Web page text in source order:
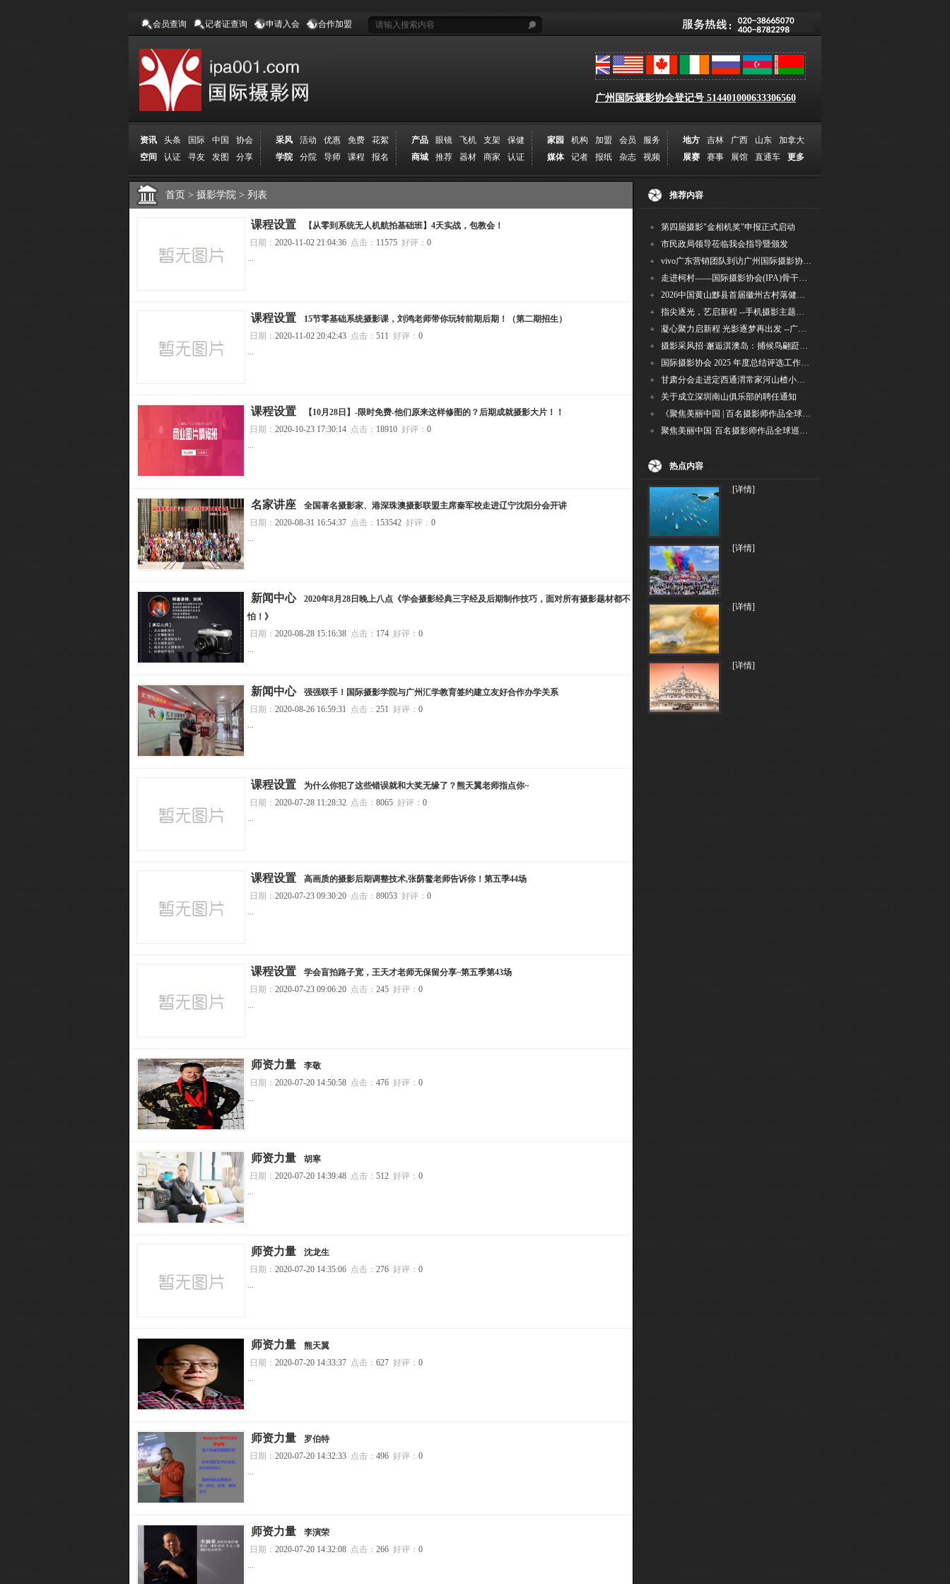
会员查询 记者证查询 申请入会 合作加盟
广州国际摄影协会登记号 514401000633306560
资讯 头条 国际 中国 协会 采风 活动 优惠 免费 花絮 产品 眼镜 飞机 支架 保健 家园 机构 加盟 会员 服务 地方 吉林 广西 山东
加拿大
空间
认证 寻友 发图 分享 学院 分院 导师 课程 报名 商城 推荐 器材 商家 认证 媒体 记者 报纸 杂志 视频 展赛 赛事 展馆 直通车 更多
首页 > 摄影学院 > 列表
课程设置
【从零到系统无人机航拍基础班】4天实战，包教会！
日期： 2020-11-02 21:04:36 点击： 11575 好评： 0
...
课程设置
15节零基础系统摄影课，刘鸿老师带你玩转前期后期！（第二期招生）
日期： 2020-11-02 20:42:43 点击： 511 好评： 0
...
课程设置
【10月28日】-限时免费-他们原来这样修图的？后期成就摄影大片！！
日期： 2020-10-23 17:30:14 点击： 18910 好评： 0
...
名家讲座
全国著名摄影家、港深珠澳摄影联盟主席秦军校走进辽宁沈阳分会开讲
日期： 2020-08-31 16:54:37 点击： 153542 好评： 0
...
新闻中心]
2020年8月28日晚上八点《学会摄影经典三字经及后期制作技巧，面对所有摄影题材都不
怕！》
日期： 2020-08-28 15:16:38 点击： 174 好评： 0
...
新闻中心]
强强联手！国际摄影学院与广州汇学教育签约建立友好合作办学关系
日期： 2020-08-26 16:59:31 点击： 251 好评： 0
...
课程设置
为什么你犯了这些错误就和大奖无缘了？熊天翼老师指点你~
日期： 2020-07-28 11:28:32 点击： 8065 好评： 0
...
课程设置
高画质的摄影后期调整技术,张荫鳌老师告诉你！第五季44场
日期： 2020-07-23 09:30:20 点击： 89053 好评： 0
...
课程设置
学会盲拍路子宽，王天才老师无保留分享~第五季第43场
日期： 2020-07-23 09:06:20 点击： 245 好评： 0
...
师资力量
李敬
日期： 2020-07-20 14:50:58 点击： 476 好评： 0
...
师资力量
胡寒
日期： 2020-07-20 14:39:48 点击： 512 好评： 0
...
师资力量
沈龙生
日期： 2020-07-20 14:35:06 点击： 276 好评： 0
...
师资力量
熊天翼
日期： 2020-07-20 14:33:37 点击： 627 好评： 0
...
师资力量
罗伯特
日期： 2020-07-20 14:32:33 点击： 496 好评： 0
...
师资力量
李演荣
日期： 2020-07-20 14:32:08 点击： 266 好评： 0
...
推荐内容
第四届摄影"金相机奖"申报正式启动
市民政局领导莅临我会指导暨颁发
vivo广东营销团队到访广州国际摄影协会 共商合作事宜
走进柯村——国际摄影协会(IPA)骨干采风安徽行之6
2026中国黄山黟县首届徽州古村落健康跑圆满举行
指尖逐光，艺启新程 --手机摄影主题讲座在市老年干部大学圆满落幕
凝心聚力启新程 光影逐梦再出发 --广州国际摄影协会2026年首次会长秘书长会议召开
摄影采风招·邂逅淇澳岛：捕候鸟翩跹，寻古村烟火，追海上霞光
国际摄影协会 2025 年度总结评选工作的通知
甘肃分会走进定西通渭常家河山楂小镇旅游景区开展"红果满枝迎丰岁·山楂小镇庆佳节"为主
关于成立深圳南山俱乐部的聘任通知
《聚焦美丽中国 | 百名摄影师作品全球巡回展》（晋中）开幕新闻通稿
聚焦美丽中国·百名摄影师作品全球巡展深圳站盛大开幕
热点内容
..[详情]
..[详情]
..[详情]
..[详情]